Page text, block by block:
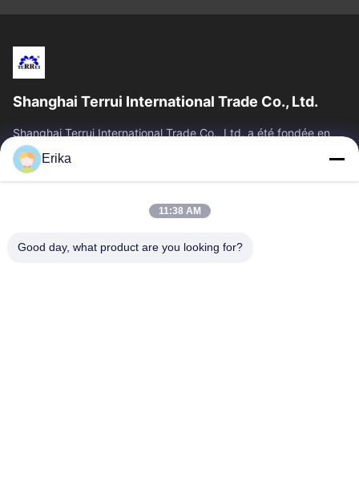
Shanghai Terrui International Trade Co., Ltd.
Shanghai Terrui International Trade Co., Ltd. a été fondée en
2002, spécialisée dans le développement, la fabrication et la
vente d'équipements...
Liens Rapides
Produits
À Propos De Nous
Contrôle De Qualité
Erika
11:38 AM
Good day, what product are you looking for?